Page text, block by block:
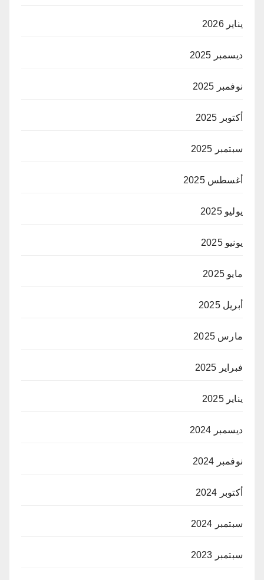
يناير 2026
ديسمبر 2025
نوفمبر 2025
أكتوبر 2025
سبتمبر 2025
أغسطس 2025
يوليو 2025
يونيو 2025
مايو 2025
أبريل 2025
مارس 2025
فبراير 2025
يناير 2025
ديسمبر 2024
نوفمبر 2024
أكتوبر 2024
سبتمبر 2024
سبتمبر 2023